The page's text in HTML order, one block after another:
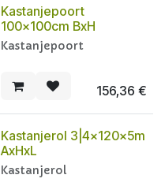
Kastanjepoort
100x100cm BxH
Kastanjepoort
156,36 €
Kastanjerol 3|4x120x5m
AxHxL
Kastanjerol